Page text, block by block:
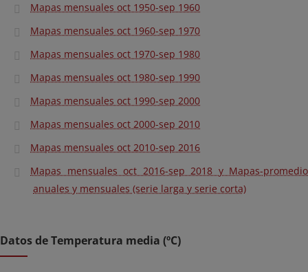
Mapas mensuales oct 1950-sep 1960
Mapas mensuales oct 1960-sep 1970
Mapas mensuales oct 1970-sep 1980
Mapas mensuales oct 1980-sep 1990
Mapas mensuales oct 1990-sep 2000
Mapas mensuales oct 2000-sep 2010
Mapas mensuales oct 2010-sep 2016
Mapas mensuales oct 2016-sep 2018 y Mapas-promedio
anuales y mensuales (serie larga y serie corta)
Datos de Temperatura media (ºC)